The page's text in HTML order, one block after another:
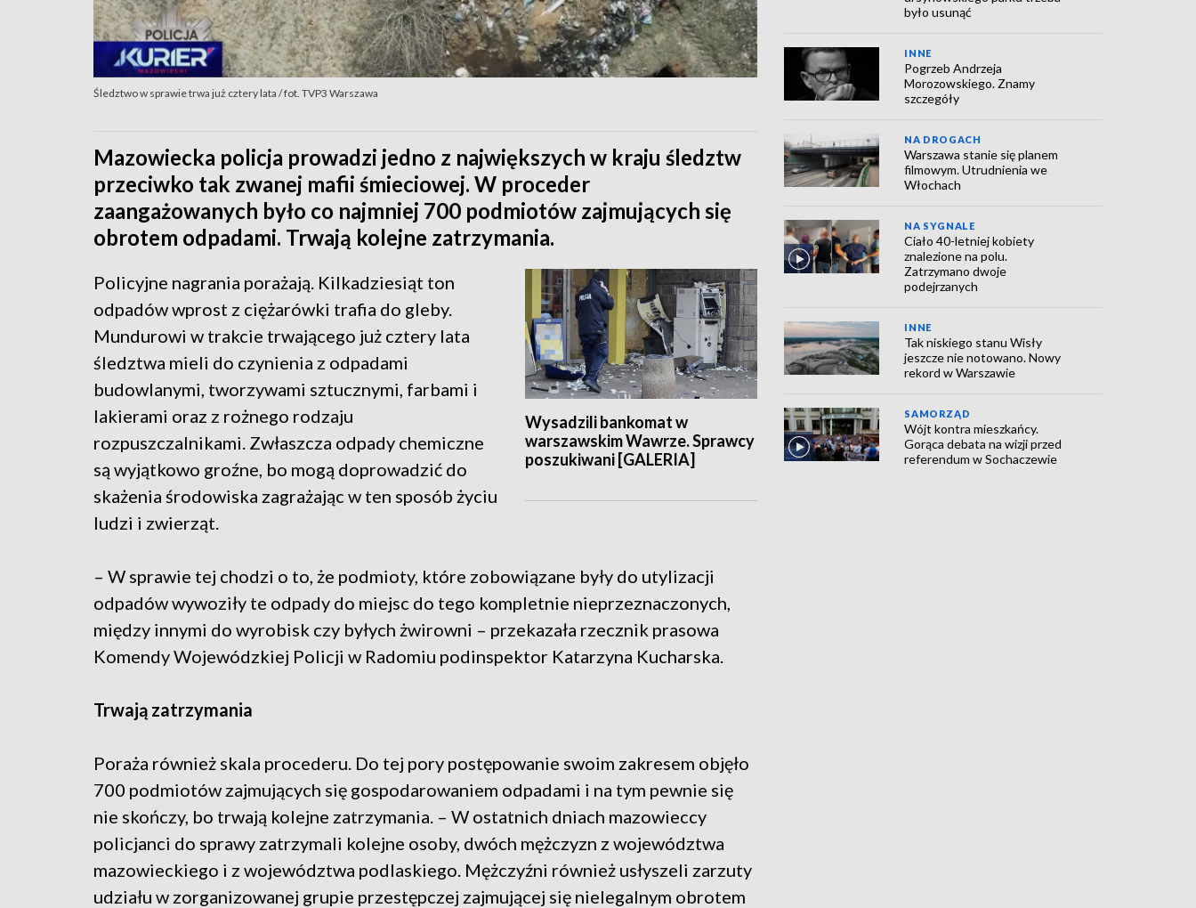
Śledztwo w sprawie trwa już cztery lata / fot. TVP3 Warszawa
Mazowiecka policja prowadzi jedno z największych w kraju śledztw
przeciwko tak zwanej mafii śmieciowej. W proceder
zaangażowanych było co najmniej 700 podmiotów zajmujących się
obrotem odpadami. Trwają kolejne zatrzymania.
Wysadzili bankomat w
warszawskim Wawrze. Sprawcy
poszukiwani [GALERIA]
Policyjne nagrania porażają. Kilkadziesiąt ton
odpadów wprost z ciężarówki trafia do gleby.
Mundurowi w trakcie trwającego już cztery lata
śledztwa mieli do czynienia z odpadami
budowlanymi, tworzywami sztucznymi, farbami i
lakierami oraz z rożnego rodzaju
rozpuszczalnikami. Zwłaszcza odpady chemiczne
są wyjątkowo groźne, bo mogą doprowadzić do
skażenia środowiska zagrażając w ten sposób życiu
ludzi i zwierząt.
– W sprawie tej chodzi o to, że podmioty, które zobowiązane były do utylizacji
odpadów wywoziły te odpady do miejsc do tego kompletnie nieprzeznaczonych,
między innymi do wyrobisk czy byłych żwirowni – przekazała rzecznik prasowa
Komendy Wojewódzkiej Policji w Radomiu podinspektor Katarzyna Kucharska.
Trwają zatrzymania
Poraża również skala procederu. Do tej pory postępowanie swoim zakresem objęło
700 podmiotów zajmujących się gospodarowaniem odpadami i na tym pewnie się
nie skończy, bo trwają kolejne zatrzymania. – W ostatnich dniach mazowieccy
policjanci do sprawy zatrzymali kolejne osoby, dwóch mężczyzn z województwa
mazowieckiego i z województwa podlaskiego. Mężczyźni również usłyszeli zarzuty
udziału w zorganizowanej grupie przestępczej zajmującej się nielegalnym obrotem
było usunąć
INNE
Pogrzeb Andrzeja
Morozowskiego. Znamy
szczegóły
NA DROGACH
Warszawa stanie się planem
filmowym. Utrudnienia we
Włochach
NA SYGNALE
Ciało 40-letniej kobiety
znalezione na polu.
Zatrzymano dwoje
podejrzanych
INNE
Tak niskiego stanu Wisły
jeszcze nie notowano. Nowy
rekord w Warszawie
SAMORZĄD
Wójt kontra mieszkańcy.
Gorąca debata na wizji przed
referendum w Sochaczewie